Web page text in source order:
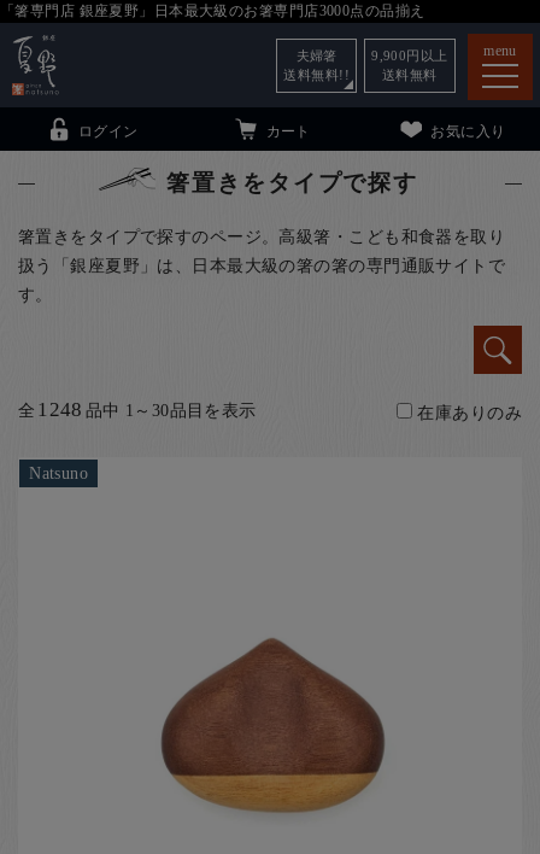
「箸専門店 銀座夏野」日本最大級のお箸専門店3000点の品揃え
menu
箸
こども和食器 小夏について
ご利用ガイド
ログイン カート お気に入り
夫婦箸
送料無料!!
9,900 円以上
送料無料
箸置きをタイプで探す
箸置きをタイプで探すのページ。高級箸・こども和食器を取り
扱う「銀座夏野」は、日本最大級の箸の箸の専門通販サイトで
す。
全 1248 品中 1～30品目を表示 在庫ありのみ
Natsuno